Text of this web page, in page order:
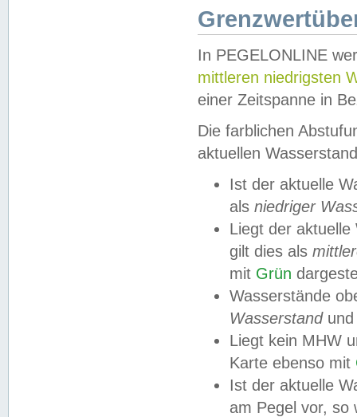
In PEGELONLINE
mittleren niedrigsten
einer Zeitspanne in
Die farblichen
aktuellen
Ist der aktuelle
als niedriger
Liegt der
gilt dies als
mit Grün
Wasserstände
Wasserstandund
Liegt kein MHW
Karte ebenso mit
Ist der aktuelle
am Pegel vor,